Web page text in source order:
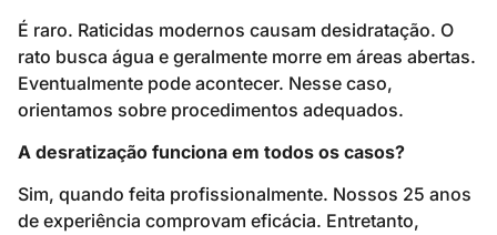
É raro. Raticidas modernos causam desidratação. O
rato busca água e geralmente morre em áreas abertas.
Eventualmente pode acontecer. Nesse caso,
orientamos sobre procedimentos adequados.
A desratização funciona em todos os casos?
Sim, quando feita profissionalmente. Nossos 25 anos
de experiência comprovam eficácia. Entretanto,